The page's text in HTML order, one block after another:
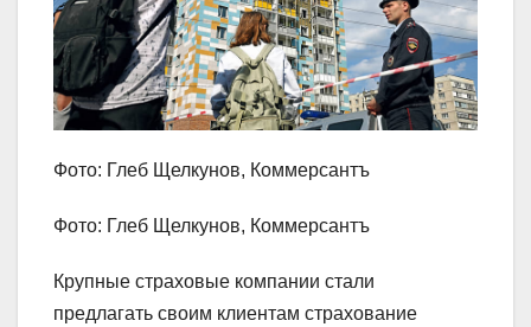
Фото: Глеб Щелкунов, Коммерсантъ
Фото: Глеб Щелкунов, Коммерсантъ
Крупные страховые компании стали
предлагать своим клиентам страхование